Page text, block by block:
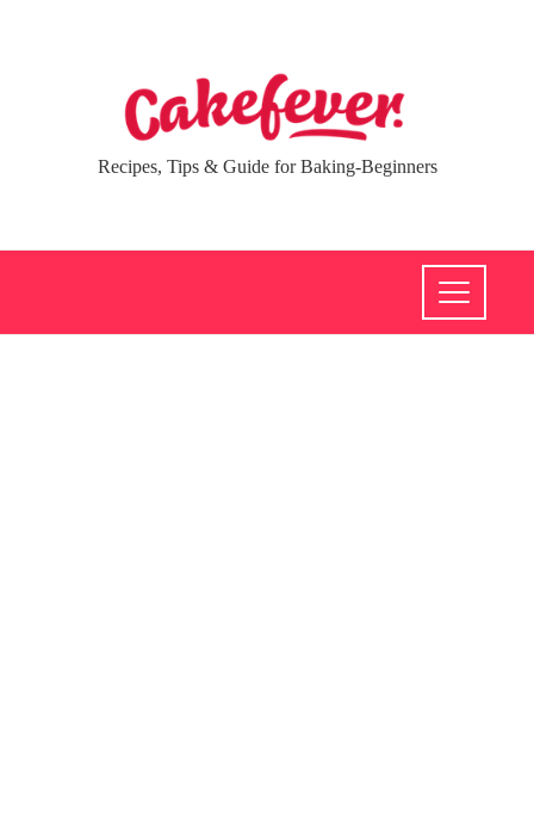
Recipes, Tips & Guide for Baking-Beginners